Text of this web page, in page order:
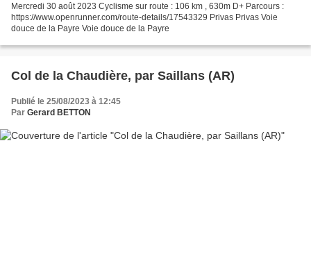
Mercredi 30 août 2023 Cyclisme sur route : 106 km , 630m D+ Parcours :
https://www.openrunner.com/route-details/17543329 Privas Privas Voie
douce de la Payre Voie douce de la Payre
Col de la Chaudière, par Saillans (AR)
Publié le 25/08/2023 à 12:45
Par Gerard BETTON